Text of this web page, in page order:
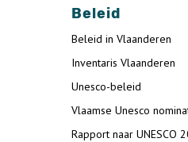
Beleid
Beleid in Vlaanderen
Inventaris Vlaanderen
Unesco-beleid
Vlaamse Unesco
Rapport naar UNESCO